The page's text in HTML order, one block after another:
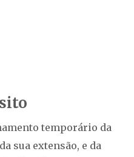
temporário da
sua extensão, e da